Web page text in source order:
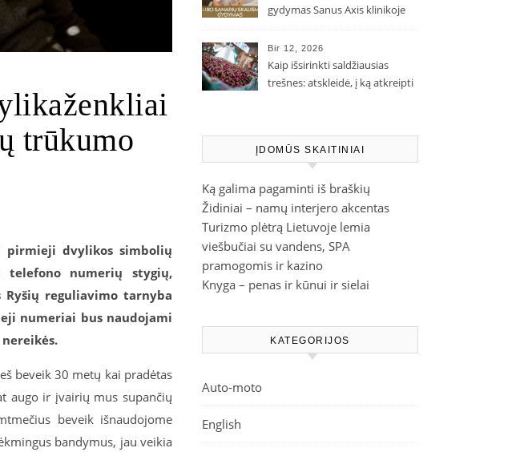
trūkumo
pirmieji dvylikos simbolių
numerių stygių,
reguliavimo tarnyba
numeriai bus naudojami
beveik 30 metų kai pradėtas
augo ir įvairių mus supančių
beveik išnaudojome
bandymus, jau veikia
gydymas Sanus Axis klinikoje
Bir 12, 2026
Kaip išsirinkti saldžiausias
trešnes: atskleidė, į ką atkreipti
ĮDOMŪS SKAITINIAI
Ką galima pagaminti iš braškių
Židiniai – namų interjero akcentas
Turizmo plėtrą Lietuvoje lemia
viešbučiai su vandens, SPA
pramogomis ir kazino
Knyga – penas ir kūnui ir sielai
KATEGORIJOS
Auto-moto
English